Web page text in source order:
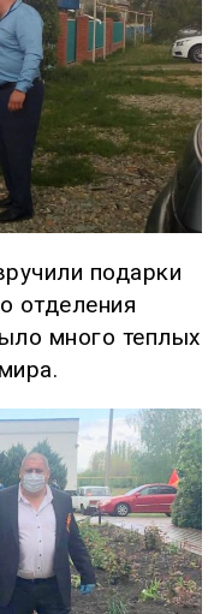
подарки
отделения
много теплых